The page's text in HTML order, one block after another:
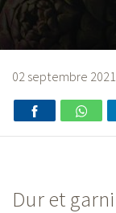
02 septembre 2021
Dur et